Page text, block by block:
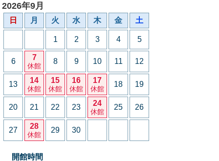
2026年9月
日 月 火 水 木 金 土
1 2 3 4 5
6 7
休館
8 9 10 11 12
13 14
休館
15
休館
16
休館
17
休館
18 19
20 21 22 23 24
休館
25 26
27 28
休館
29 30
開館時間